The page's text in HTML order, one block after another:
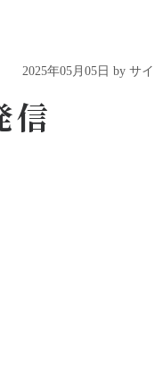
2025年05月05日 by サ
信